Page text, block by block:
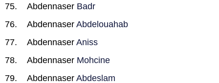
Abdennaser Badr
Abdennaser Abdelouahab
Abdennaser Aniss
Abdennaser Mohcine
Abdennaser Abdeslam